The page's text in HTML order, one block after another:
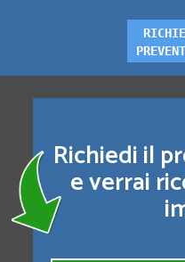
Richiedi il
e verrai